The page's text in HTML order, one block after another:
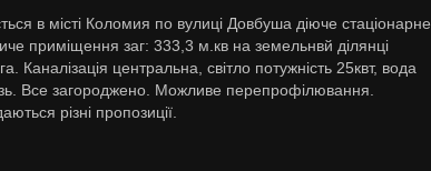
в місті Коломия по вулиці Довбуша діюче стаціонарне
приміщення заг: 333,3 м.кв на земельнвй ділянці
Каналізація центральна, світло потужність 25квт, вода
Все загороджено. Можливе перепрофілювання.
різні пропозиції.